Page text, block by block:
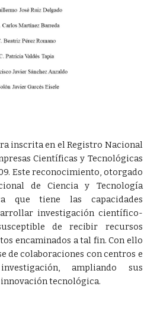
inscrita en el Registro Nacional
Científicas y Tecnológicas
Este reconocimiento, otorgado
de Ciencia y Tecnología
que tiene las capacidades
investigación científico-
de recibir recursos
encaminados a tal fin. Con ello
de colaboraciones con centros e
ampliando sus
tecnológica.